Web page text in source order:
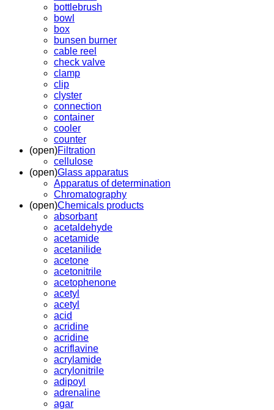
bottlebrush
bowl
box
bunsen burner
cable reel
check valve
clamp
clip
clyster
connection
container
cooler
counter
(open)Filtration
cellulose
(open)Glass apparatus
Apparatus of determination
Chromatography
(open)Chemicals products
absorbant
acetaldehyde
acetamide
acetanilide
acetone
acetonitrile
acetophenone
acetyl
acetyl
acid
acridine
acridine
acriflavine
acrylamide
acrylonitrile
adipoyl
adrenaline
agar